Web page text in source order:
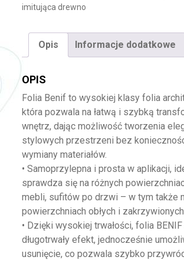
imitująca drewno
Opis Informacje dodatkowe
OPIS
Folia Benif to wysokiej klasy folia
która pozwala na łatwą i szybką
wnętrz, dając możliwość tworzenia
stylowych przestrzeni bez
wymiany materiałów.
• Samoprzylepna i prosta w aplikacji,
sprawdza się na różnych
mebli, sufitów po drzwi – w tym także
powierzchniach obłych i
• Dzięki wysokiej trwałości, folia
długotrwały efekt, jednocześnie
usunięcie, co pozwala szybko